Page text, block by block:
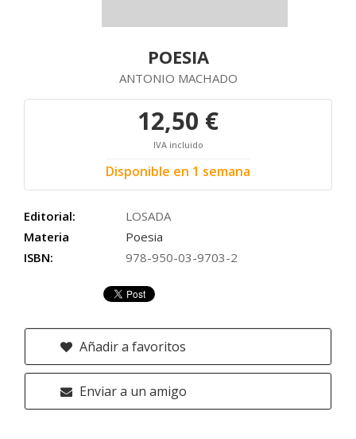
POESIA
ANTONIO MACHADO
12,50 €
IVA incluido
Disponible en 1 semana
Editorial:
LOSADA
Materia
Poesia
ISBN:
978-950-03-9703-2
Añadir a favoritos
Enviar a un amigo